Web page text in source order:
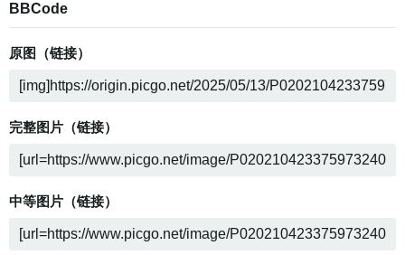
BBCode
原图（链接）
完整图片（链接）
中等图片（链接）